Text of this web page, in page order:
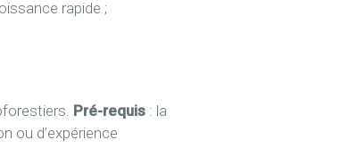
rapide ;
Pré-requis : la
ou d’expérience